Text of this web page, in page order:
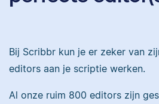
Bij Scribbr kun je er zeker van
editors aan je scriptie werken.
Al onze ruim 800 editors zijn
Erica